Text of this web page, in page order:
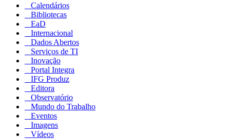
Calendários
Bibliotecas
EaD
Internacional
Dados Abertos
Serviços de TI
Inovação
Portal Integra
IFG Produz
Editora
Observatório
Mundo do Trabalho
Eventos
Imagens
Vídeos